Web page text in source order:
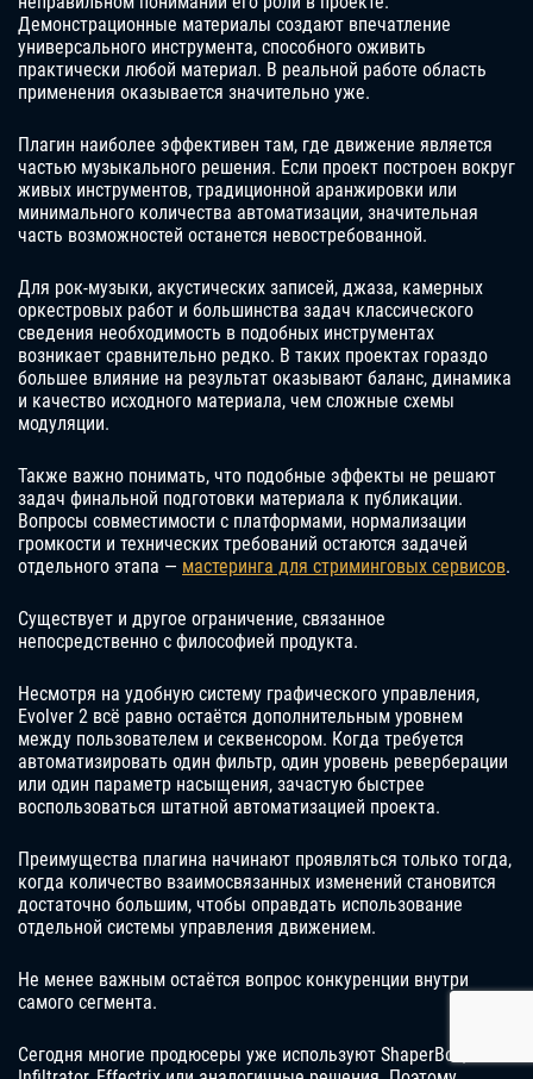
Демонстрационные материалы создают впечатление
универсального инструмента, способного оживить
практически любой материал. В реальной работе область
применения оказывается значительно уже.
Плагин наиболее эффективен там, где движение является
частью музыкального решения. Если проект построен вокруг
живых инструментов, традиционной аранжировки или
минимального количества автоматизации, значительная
часть возможностей останется невостребованной.
Для рок-музыки, акустических записей, джаза, камерных
оркестровых работ и большинства задач классического
сведения необходимость в подобных инструментах
возникает сравнительно редко. В таких проектах гораздо
большее влияние на результат оказывают баланс, динамика
и качество исходного материала, чем сложные схемы
модуляции.
Также важно понимать, что подобные эффекты не решают
задач финальной подготовки материала к публикации.
Вопросы совместимости с платформами, нормализации
громкости и технических требований остаются задачей
отдельного этапа — мастеринга для стриминговых сервисов.
Существует и другое ограничение, связанное
непосредственно с философией продукта.
Несмотря на удобную систему графического управления,
Evolver 2 всё равно остаётся дополнительным уровнем
между пользователем и секвенсором. Когда требуется
автоматизировать один фильтр, один уровень реверберации
или один параметр насыщения, зачастую быстрее
воспользоваться штатной автоматизацией проекта.
Преимущества плагина начинают проявляться только тогда,
когда количество взаимосвязанных изменений становится
достаточно большим, чтобы оправдать использование
отдельной системы управления движением.
Не менее важным остаётся вопрос конкуренции внутри
самого сегмента.
Сегодня многие продюсеры уже используют ShaperBox,